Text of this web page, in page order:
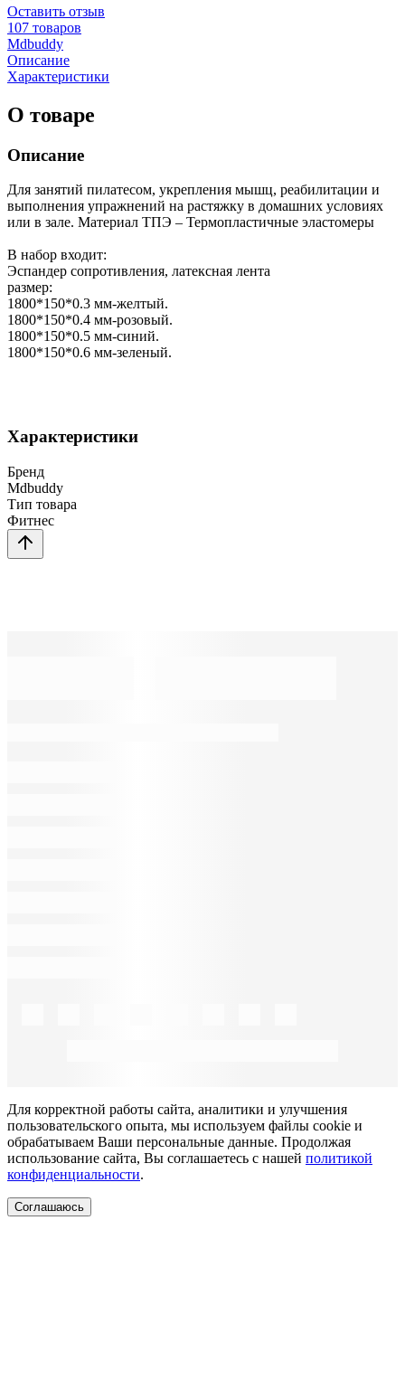
Оставить отзыв
107 товаров
Mdbuddy
Описание
Характеристики
О товаре
Описание
Для занятий пилатесом, укрепления мышц, реабилитации и
выполнения упражнений на растяжку в домашних условиях
или в зале. Материал ТПЭ – Термопластичные эластомеры
В набор входит:
Эспандер сопротивления, латексная лента
размер:
1800*150*0.3 мм-желтый.
1800*150*0.4 мм-розовый.
1800*150*0.5 мм-синий.
1800*150*0.6 мм-зеленый.
Характеристики
Бренд
Mdbuddy
Тип товара
Фитнес
Для корректной работы сайта, аналитики и улучшения
пользовательского опыта, мы используем файлы cookie и
обрабатываем Ваши персональные данные. Продолжая
использование сайта, Вы соглашаетесь с нашей политикой
конфиденциальности.
Соглашаюсь